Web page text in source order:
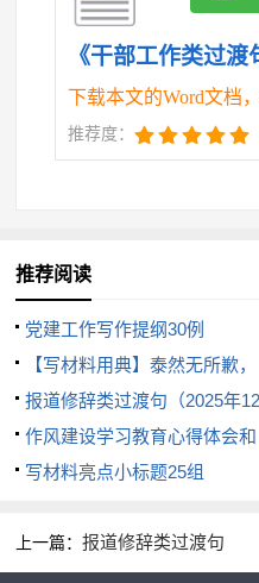
28.干部争先，为事
航。
29.为改革创新者撑
劲。
31.既“红红脸”“出出
32.宁可做拼搏的失
者。
33.干事创业的“排头
《干部工作类过渡
下载本文的Word文档
推荐度：
推荐阅读
党建工作写作提纲30例
（20260420）
【写材料用典】泰然无所歉，
反焉无所愧
报道修辞类过渡句（2025年12
月30日）
作风建设学习教育心得体会和
交流发言金句汇编（六个方面共
写材料亮点小标题25组
上一篇：报道修辞类过渡句